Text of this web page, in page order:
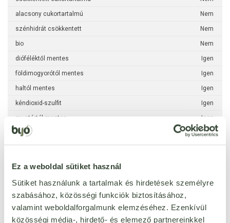
Ez a weboldal sütiket használ
Sütiket használunk a tartalmak és hirdetések személyre
szabásához, közösségi funkciók biztosításához,
valamint weboldalforgalmunk elemzéséhez. Ezenkívül
közösségi média-, hirdető- és elemező partnereinkkel
alacsony cukortartalmú Nem
szénhidrát csökkentett Nem
bio Nem
dióféléktől mentes Igen
földimogyorótól mentes Igen
haltól mentes Igen
kéndioxid-szulfit Igen
mustártól mentes Igen
puhatestűektől mentes Igen
szezámmagtól mentes
csillagfürttől mentes
méztől mentes Igen